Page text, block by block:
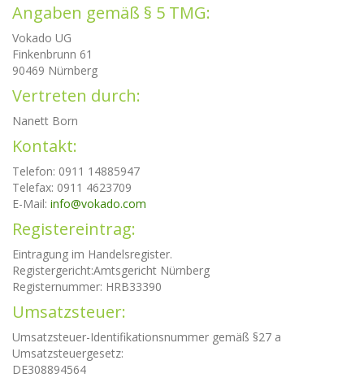
Angaben gemäß § 5 TMG:
Vokado UG
Finkenbrunn 61
90469 Nürnberg
Vertreten durch:
Nanett Born
Kontakt:
Telefon: 0911 14885947
Telefax: 0911 4623709
E-Mail: info@vokado.com
Registereintrag:
Eintragung im Handelsregister.
Registergericht:Amtsgericht Nürnberg
Registernummer: HRB33390
Umsatzsteuer:
Umsatzsteuer-Identifikationsnummer gemäß §27 a
Umsatzsteuergesetz:
DE308894564